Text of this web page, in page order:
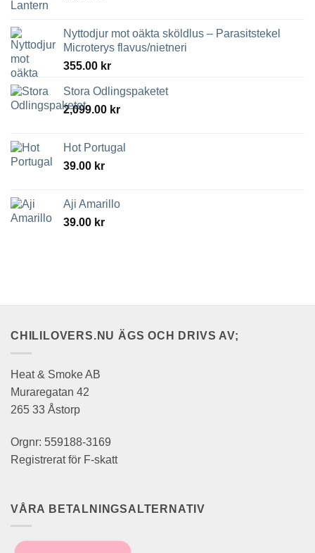
Nyttodjur mot oäkta sköldlus – Parasitstekel
Microterys flavus/nietneri
355.00 kr
Stora Odlingspaketet
2,099.00 kr
Hot Portugal
39.00 kr
Aji Amarillo
39.00 kr
CHILILOVERS.NU ÄGS OCH DRIVS AV;
Heat & Smoke AB
Muraregatan 42
265 33 Åstorp
Orgnr: 559188-3169
Registrerat för F-skatt
VÅRA BETALNINGSALTERNATIV